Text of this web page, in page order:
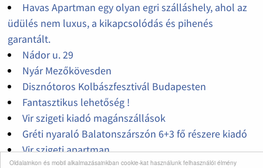
Oldalainkon és mobil alkalmazásainkban cookie-kat használunk felhasználói élmény
Havas Apartman egy olyan egri szálláshely, ahol az
üdülés nem luxus, a kikapcsolódás és pihenés
garantált.
Nádor u. 29
Nyár Mezőkövesden
Disznótoros Kolbászfesztivál Budapesten
Fantasztikus lehetőség !
Vir szigeti kiadó magánszállások
Gréti nyaraló Balatonszárszón 6+3 fő részere kiadó
Vir szigeti apartman